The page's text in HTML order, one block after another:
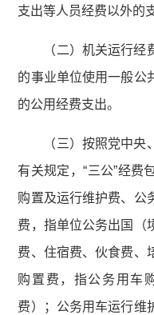
支出等人员经费以外的
（二）机关运行
的事业单位使用一般公
的公用经费支出。
（三）按照党中
有关规定，“三公”经费
购置及运行维护费、公
费，指单位公务出国（
费、住宿费、伙食费、
购置费，指公务用车
费）；公务用车运行维